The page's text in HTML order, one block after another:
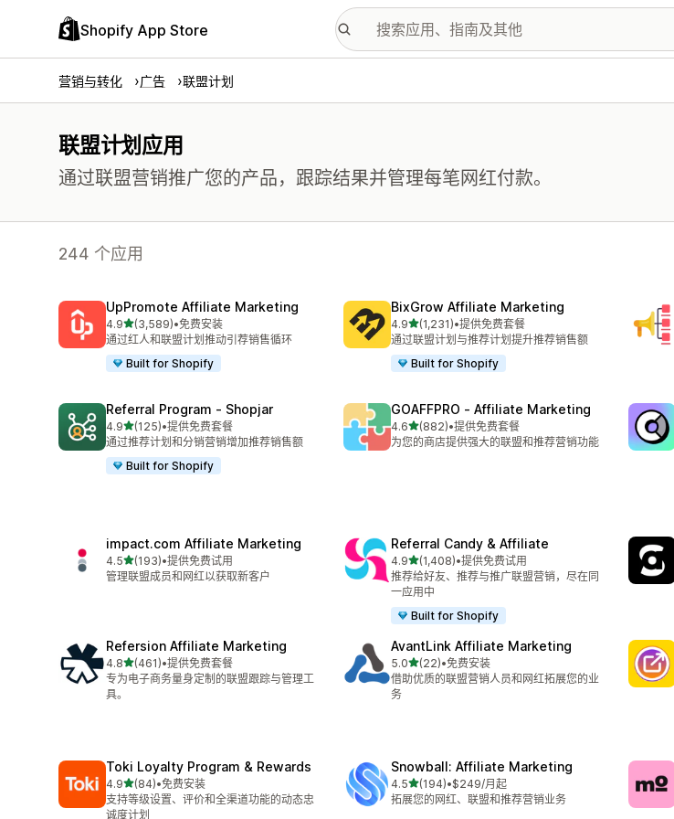
Shopify App Store
营销与转化 广告 联盟计划
联盟计划应用
通过联盟营销推广您的产品，跟踪结果并管理每笔网红付款。
244 个应用
UpPromote Affiliate Marketing
4.9星（满分 5 星）
(3,589)
总共 3589 条评论
•免费安装
通过红人和联盟计划推动引荐销售循环
Built for Shopify
BixGrow Affiliate Marketing
4.9星（满分 5 星）
(1,231)
总共 1231 条评论
•提供免费套餐
通过联盟计划与推荐计划提升推荐销售额
Built for Shopify
Referral Program ‑ Shopjar
4.9星（满分 5 星）
(125)
总共 125 条评论
•提供免费套餐
通过推荐计划和分销营销增加推荐销售额
Built for Shopify
GOAFFPRO ‑ Affiliate Marketing
4.6星（满分 5 星）
(882)
总共 882 条评论
•提供免费套餐
为您的商店提供强大的联盟和推荐营销功能
impact.com Affiliate Marketing
4.5星（满分 5 星）
(193)
总共 193 条评论
•提供免费试用
管理联盟成员和网红以获取新客户
Referral Candy & Affiliate
4.9星（满分 5 星）
(1,408)
总共 1408 条评论
•提供免费试用
推荐给好友、推荐与推广联盟营销，尽在同
一应用中
Built for Shopify
Refersion Affiliate Marketing
4.8星（满分 5 星）
(461)
总共 461 条评论
•提供免费套餐
专为电子商务量身定制的联盟跟踪与管理工
具。
AvantLink Affiliate Marketing
5.0星（满分 5 星）
(22)
总共 22 条评论
•免费安装
借助优质的联盟营销人员和网红拓展您的业
务
Toki Loyalty Program & Rewards
4.9星（满分 5 星）
(84)
总共 84 条评论
•免费安装
支持等级设置、评价和全渠道功能的动态忠
诚度计划
Snowball: Affiliate Marketing
4.5星（满分 5 星）
(194)
总共 194 条评论
•$249/月起
拓展您的网红、联盟和推荐营销业务